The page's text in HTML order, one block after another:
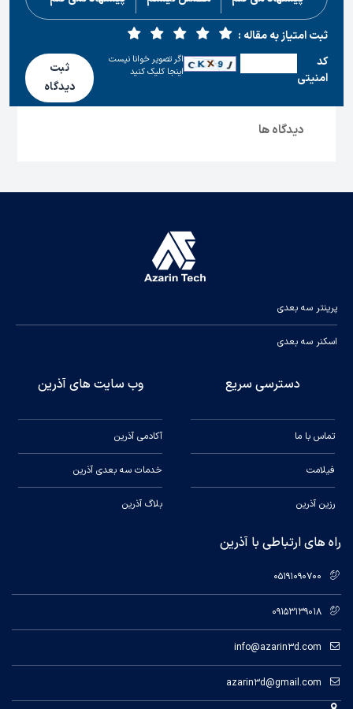
ثبت امتیاز به مقاله :
كد
امنیتی
اگر تصویر خوانا نیست
اینجا کلیک کنید
ثبت
دیدگاه
دیدگاه ها
پرینتر سه بعدی
اسکنر سه بعدی
دسترسی سریع
تماس با ما
فیلامت
رزین آذرین
وب سایت های آذرین
آکادمی آذرین
خدمات سه بعدی آذرین
بلاگ آذرین
راه های ارتباطی با آذرین
05191090700
09153139018
info@azarin3d.com
azarin3d@gmail.com